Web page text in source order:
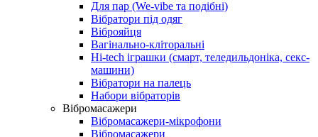
Для пар (We-vibe та подібні)
Вібратори під одяг
Віброяйця
Вагінально-кліторальні
Hi-tech іграшки (смарт, теледильдоніка, секс-
машини)
Вібратори на палець
Набори вібраторів
Вібромасажери
Вібромасажери-мікрофони
Вібромасажери